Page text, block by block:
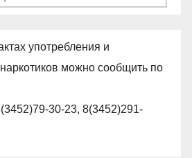
употребления и
можно сообщить по
30-23, 8(3452)291-